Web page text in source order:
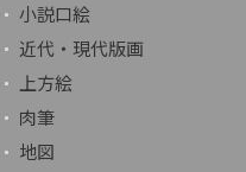
小説口絵
近代・現代版画
上方絵
肉筆
地図